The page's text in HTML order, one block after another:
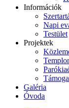
Információk
Napi
Testület
Projektek
Galéria
Óvoda